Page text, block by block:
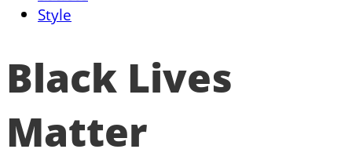
Style
Black Lives
Matter